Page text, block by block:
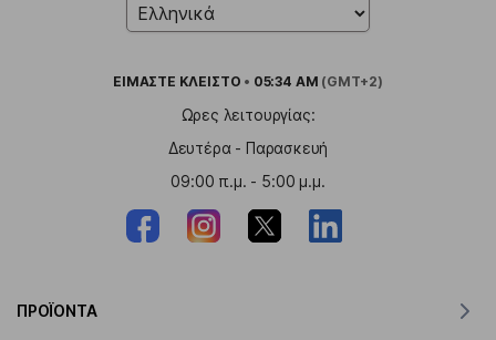
ΕΙΜΑΣΤΕ ΚΛΕΙΣΤΟ • 05:34 AM (GMT+2)
Ωρες λειτουργίας:
Δευτέρα - Παρασκευή
09:00 π.μ. - 5:00 μ.μ.
ΠΡΟΪΌΝΤΑ